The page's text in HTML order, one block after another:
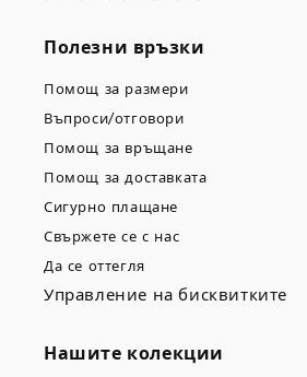
Полезни връзки
Помощ за размери
Въпроси/отговори
Помощ за връщане
Помощ за доставката
Сигурно плащане
Свържете се с нас
Да се оттегля
Управление на бисквитките
Нашите колекции